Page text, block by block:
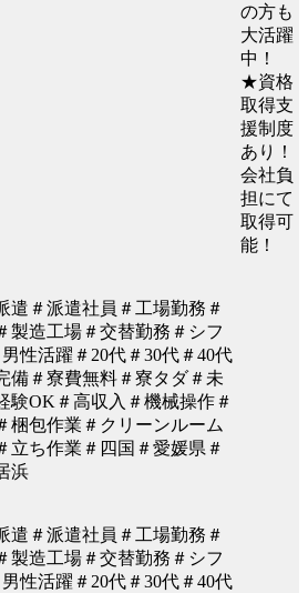
の方も
大活躍
中！
★資格
取得支
援制度
あり！
会社負
担にて
取得可
能！
遣＃派遣社員＃工場勤務＃
製造工場＃交替勤務＃シフ
性活躍＃20代＃30代＃40代
備＃寮費無料＃寮タダ＃未
験OK＃高収入＃機械操作＃
梱包作業＃クリーンルーム
立ち作業＃四国＃愛媛県＃
浜
遣＃派遣社員＃工場勤務＃
製造工場＃交替勤務＃シフ
性活躍＃20代＃30代＃40代